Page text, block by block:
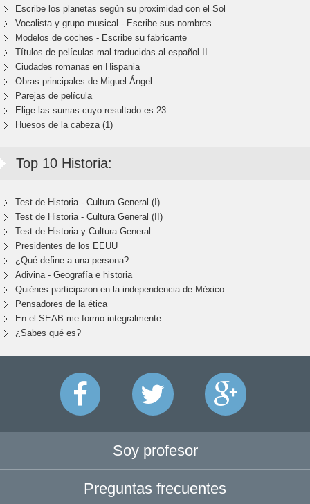
Escribe los planetas según su proximidad con el Sol
Vocalista y grupo musical - Escribe sus nombres
Modelos de coches - Escribe su fabricante
Títulos de películas mal traducidas al español II
Ciudades romanas en Hispania
Obras principales de Miguel Ángel
Parejas de película
Elige las sumas cuyo resultado es 23
Huesos de la cabeza (1)
Top 10 Historia:
Test de Historia - Cultura General (I)
Test de Historia - Cultura General (II)
Test de Historia y Cultura General
Presidentes de los EEUU
¿Qué define a una persona?
Adivina - Geografía e historia
Quiénes participaron en la independencia de México
Pensadores de la ética
En el SEAB me formo integralmente
¿Sabes qué es?
Soy profesor
Preguntas frecuentes